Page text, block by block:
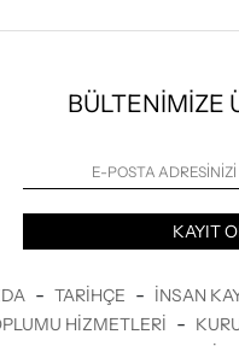
BÜLTENİMİZE
KAYIT
- TARIHÇE - İNSAN
HIZMETLERI -